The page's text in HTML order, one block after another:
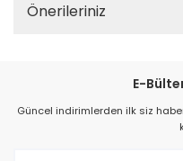
Önerileriniz
E-
Güncel indirimlerden ilk siz